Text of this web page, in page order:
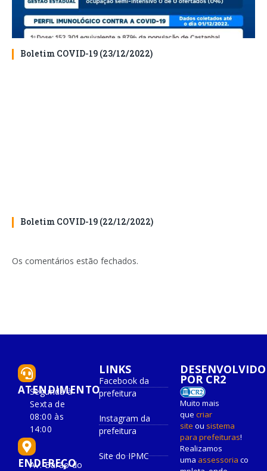
Boletim COVID-19 (23/12/2022)
Boletim COVID-19 (22/12/2022)
Os comentários estão fechados.
ATENDIMENTO
Segunda à
Sexta de
08:00 às
14:00
ENDEREÇO
Av. Barão do
LINKS
Facebook da
prefeitura
Instagram da
prefeitura
Site do IPMC
DESENVOLVIDO
POR CR2
Muito mais
que criar
site ou sistema
para prefeituras!
Realizamos
uma assessoria co